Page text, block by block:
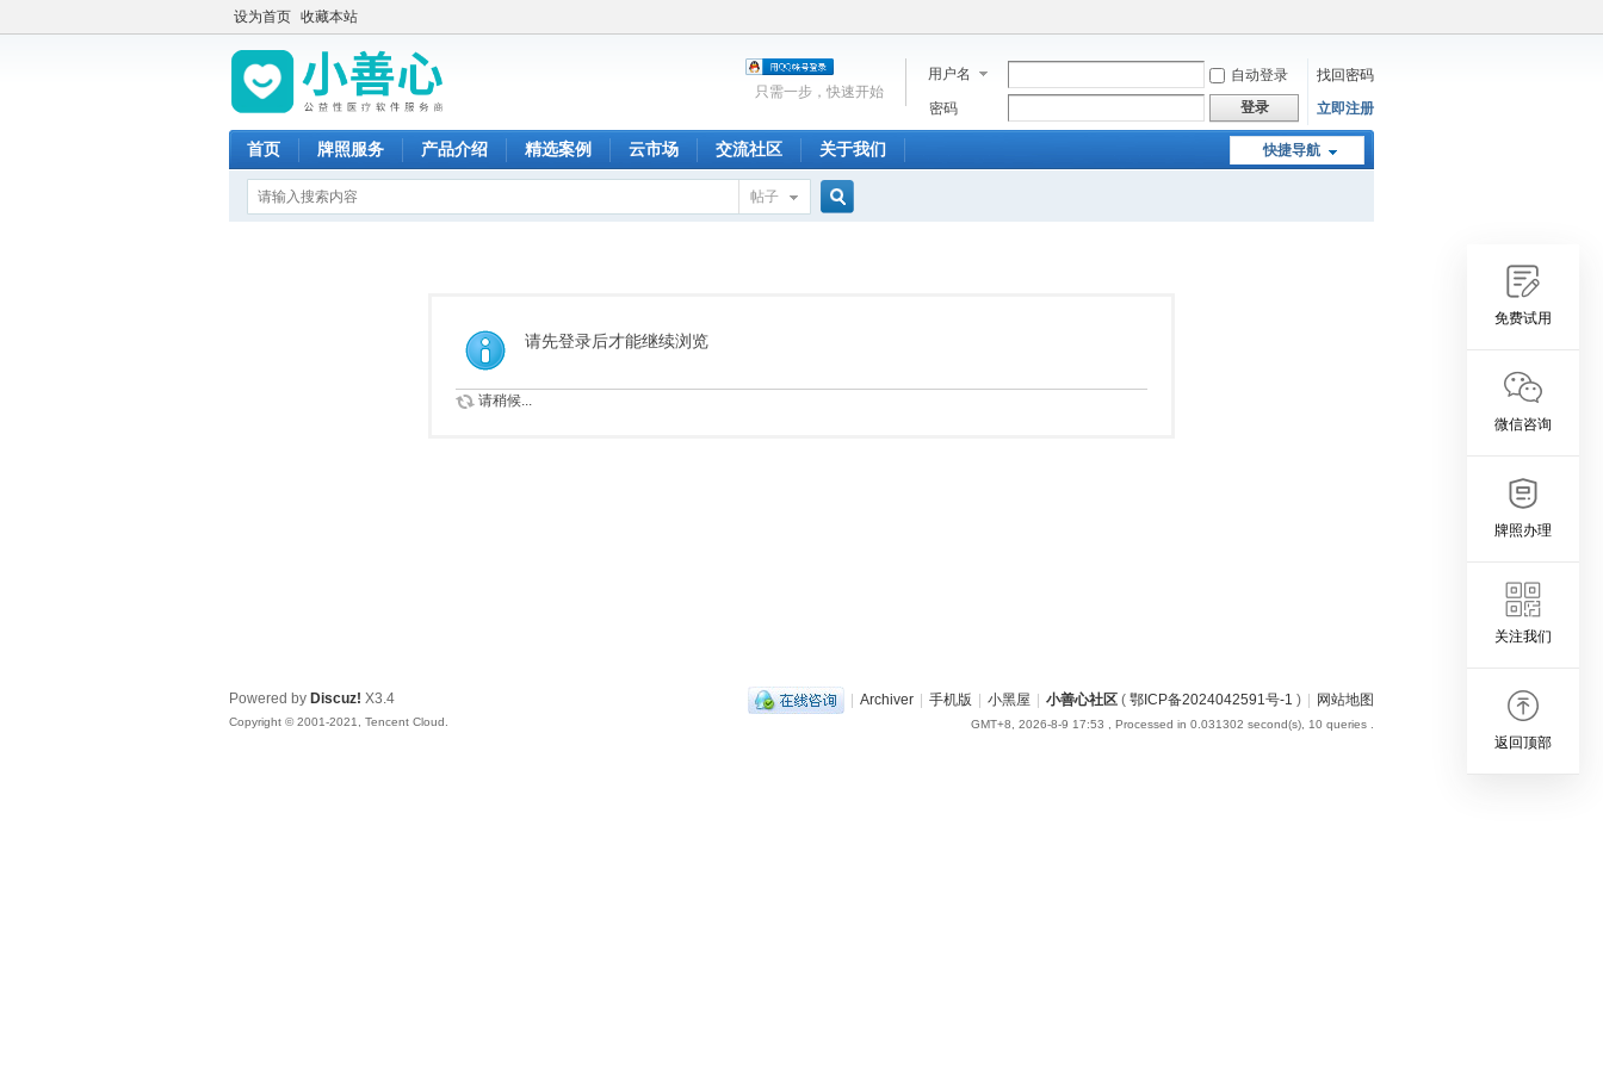
设为首页 收藏本站
用户名 自动登录
找回密码
密码
登录 立即注册
只需一步，快速开始
快捷导航
首页 牌照服务 产品介绍 精选案例 云市场 交流社区 关于我们
帖子
请先登录后才能继续浏览
请稍候...
| Archiver | 手机版 | 小黑屋 | 小善心社区 ( 鄂ICP备2024042591号-1 ) | 网站地图
免费试用
微信咨询
牌照办理
关注我们
返回顶部
GMT+8, 2026-8-9 17:53 , Processed in 0.031302 second(s), 10 queries .
Powered by Discuz! X3.4
Copyright © 2001-2021, Tencent Cloud.